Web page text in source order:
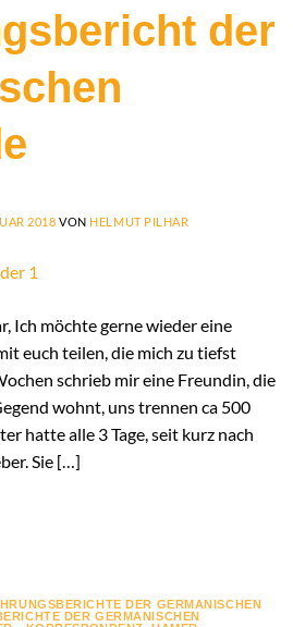
der
2018 VON HELMUT PILHAR
Ich möchte gerne wieder eine
euch teilen, die mich zu tiefst
schrieb mir eine Freundin, die
wohnt, uns trennen ca 500
hatte alle 3 Tage, seit kurz nach
Sie […]
DER GERMANISCHEN
DER GERMANISCHEN